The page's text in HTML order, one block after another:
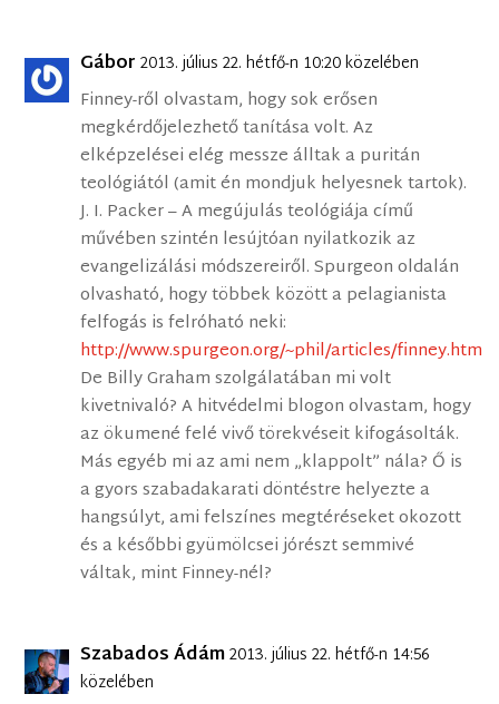
Gábor 2013. július 22. hétfő-n 10:20 közelében
Finney-ről olvastam, hogy sok erősen
megkérdőjelezhető tanítása volt. Az
elképzelései elég messze álltak a puritán
teológiától (amit én mondjuk helyesnek tartok).
J. I. Packer – A megújulás teológiája című
művében szintén lesújtóan nyilatkozik az
evangelizálási módszereiről. Spurgeon oldalán
olvasható, hogy többek között a pelagianista
felfogás is felróható neki:
http://www.spurgeon.org/~phil/articles/finney.htm
De Billy Graham szolgálatában mi volt
kivetnivaló? A hitvédelmi blogon olvastam, hogy
az ökumené felé vivő törekvéseit kifogásolták.
Más egyéb mi az ami nem „klappolt” nála? Ő is
a gyors szabadakarati döntéstre helyezte a
hangsúlyt, ami felszínes megtéréseket okozott
és a későbbi gyümölcsei jórészt semmivé
váltak, mint Finney-nél?
Szabados Ádám2013. július 22. hétfő-n 14:56
közelében